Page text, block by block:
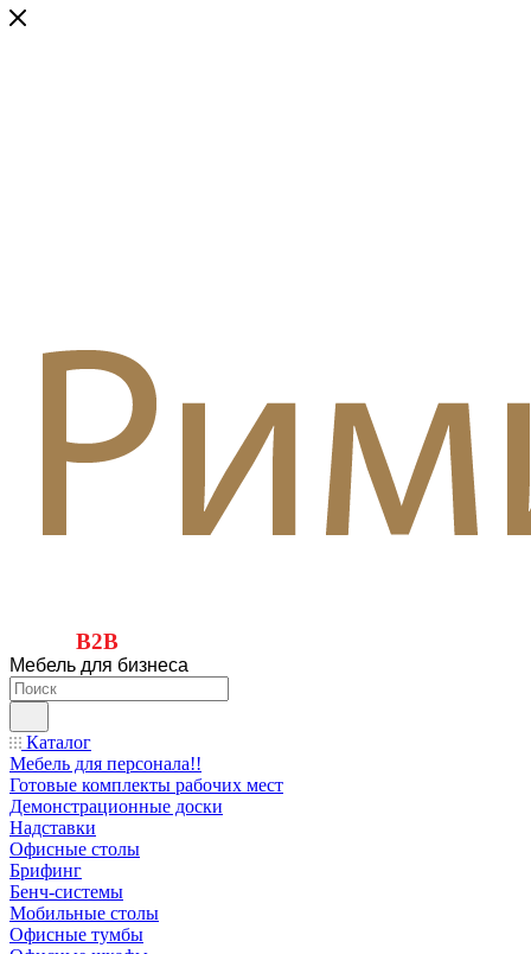
B2B
Мебель для бизнеса
Каталог
Мебель для персонала!!
Готовые комплекты рабочих мест
Демонстрационные доски
Надставки
Офисные столы
Брифинг
Бенч-системы
Мобильные столы
Офисные тумбы